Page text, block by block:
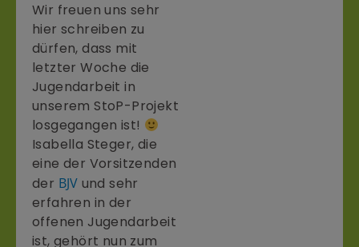
Wir freuen uns sehr
hier schreiben zu
dürfen, dass mit
letzter Woche die
Jugendarbeit in
unserem StoP-Projekt
losgegangen ist!
Isabella Steger, die
eine der Vorsitzenden
der BJV und sehr
erfahren in der
offenen Jugendarbeit
ist, gehört nun zum